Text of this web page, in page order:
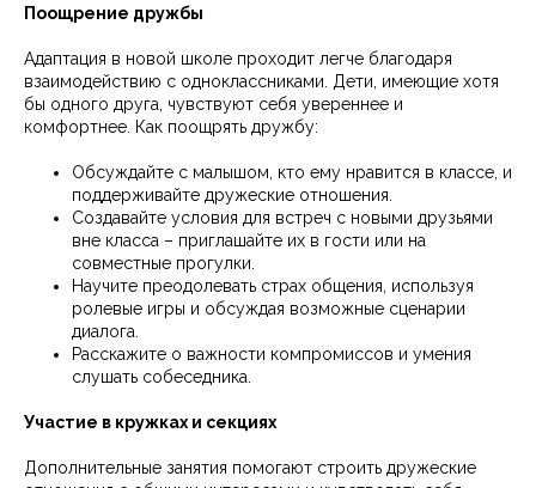
Поощрение дружбы
Адаптация в новой школе проходит легче благодаря
взаимодействию с одноклассниками. Дети, имеющие хотя
бы одного друга, чувствуют себя увереннее и
комфортнее. Как поощрять дружбу:
Обсуждайте с малышом, кто ему нравится в классе, и
поддерживайте дружеские отношения.
Создавайте условия для встреч с новыми друзьями
вне класса – приглашайте их в гости или на
совместные прогулки.
Научите преодолевать страх общения, используя
ролевые игры и обсуждая возможные сценарии
диалога.
Расскажите о важности компромиссов и умения
слушать собеседника.
Участие в кружках и секциях
Дополнительные занятия помогают строить дружеские